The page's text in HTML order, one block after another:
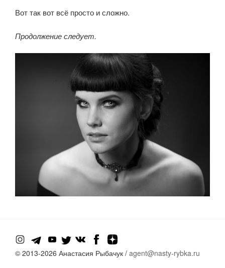
Вот так вот всё просто и сложно.
Продолжение следует.
© 2013-2026 Анастасия Рыбачук / agent@nasty-rybka.ru